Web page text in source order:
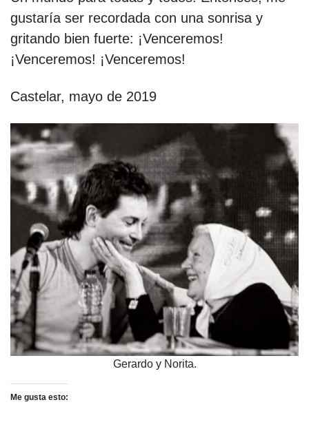
gustaría ser recordada con una sonrisa y
gritando bien fuerte: ¡Venceremos!
¡Venceremos! ¡Venceremos!
Castelar, mayo de 2019
Gerardo y Norita.
Me gusta esto: